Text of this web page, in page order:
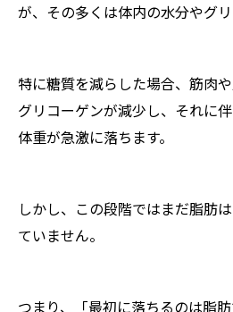
が、その多くは体内の水分やグリ
特に糖質を減らした場合、筋肉
グリコーゲンが減少し、それに
体重が急激に落ちます。
しかし、この段階ではまだ脂肪
ていません。
つまり、「最初に落ちるのは脂